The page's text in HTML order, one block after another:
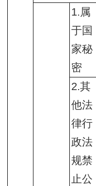
1.属
于国
家秘
密
2.其
他法
律行
政法
规禁
止公